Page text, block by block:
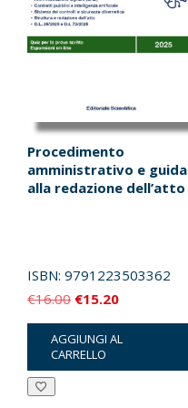
Procedimento
amministrativo e guida
alla redazione dell’atto
ISBN: 9791223503362
€16.00 Il
prezzo
originale
era:
€15.20Il
prezzo
attuale
è:
AGGIUNGI AL
CARRELLO